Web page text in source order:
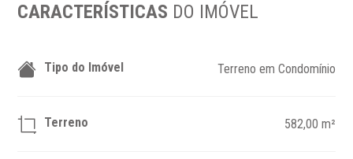
CARACTERÍSTICAS DO IMÓVEL
Tipo do Imóvel Terreno em Condomínio
Terreno 582,00 m²